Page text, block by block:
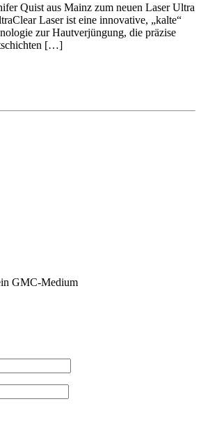
Quist aus Mainz zum neuen Laser Ultra
Laser ist eine innovative, „kalte“
zur Hautverjüngung, die präzise
[…]
GMC-Medium